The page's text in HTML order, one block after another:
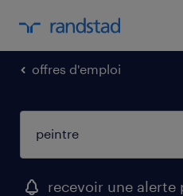
offres d'emploi
recevoir une